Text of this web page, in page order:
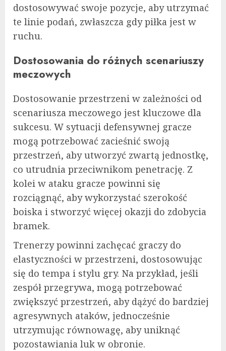
dostosowywać swoje pozycje, aby utrzymać
te linie podań, zwłaszcza gdy piłka jest w
ruchu.
Dostosowania do różnych scenariuszy
meczowych
Dostosowanie przestrzeni w zależności od
scenariusza meczowego jest kluczowe dla
sukcesu. W sytuacji defensywnej gracze
mogą potrzebować zacieśnić swoją
przestrzeń, aby utworzyć zwartą jednostkę,
co utrudnia przeciwnikom penetrację. Z
kolei w ataku gracze powinni się
rozciągnąć, aby wykorzystać szerokość
boiska i stworzyć więcej okazji do zdobycia
bramek.
Trenerzy powinni zachęcać graczy do
elastyczności w przestrzeni, dostosowując
się do tempa i stylu gry. Na przykład, jeśli
zespół przegrywa, mogą potrzebować
zwiększyć przestrzeń, aby dążyć do bardziej
agresywnych ataków, jednocześnie
utrzymując równowagę, aby uniknąć
pozostawiania luk w obronie.